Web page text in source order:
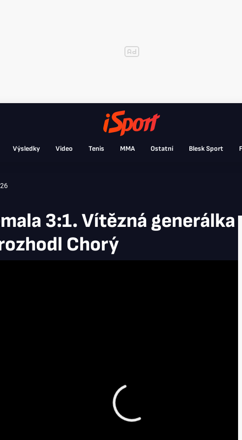
Výsledky Video Tenis MMA Ostatní Blesk Sport
3:1. Vítězná generálka
Chorý